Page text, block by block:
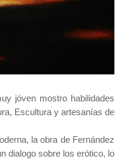
jóven mostro habilidades
Escultura y artesanías de
la obra de Fernández
dialogo sobre los erótico, lo